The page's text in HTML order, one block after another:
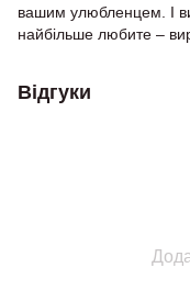
вашим улюбленцем. І
найбільше любите –
Відгуки